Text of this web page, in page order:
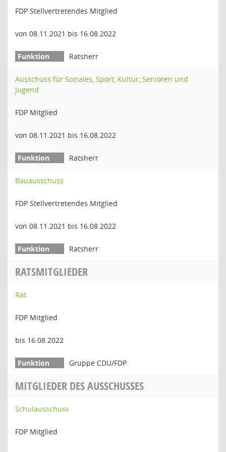
FDP Stellvertretendes Mitglied
von 08.11.2021 bis 16.08.2022
Ratsherr
Ausschuss für Soziales, Sport, Kultur, Senioren und
Jugend
FDP Mitglied
von 08.11.2021 bis 16.08.2022
Ratsherr
Bauausschuss
FDP Stellvertretendes Mitglied
von 08.11.2021 bis 16.08.2022
Ratsherr
RATSMITGLIEDER
Rat
FDP Mitglied
bis 16.08.2022
Gruppe CDU/FDP
MITGLIEDER DES AUSSCHUSSES
Schulausschuss
FDP Mitglied